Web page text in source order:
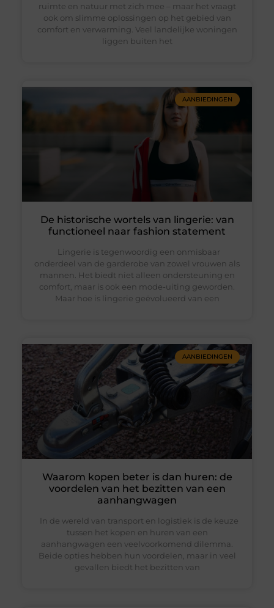
ruimte en natuur met zich mee – maar het vraagt
ook om slimme oplossingen op het gebied van
comfort en verwarming. Veel landelijke woningen
liggen buiten het
AANBIEDINGEN
De historische wortels van lingerie: van
functioneel naar fashion statement
Lingerie is tegenwoordig een onmisbaar
onderdeel van de garderobe van zowel vrouwen als
mannen. Het biedt niet alleen ondersteuning en
comfort, maar is ook een mode-uiting geworden.
Maar hoe is lingerie geëvolueerd van een
AANBIEDINGEN
Waarom kopen beter is dan huren: de
voordelen van het bezitten van een
aanhangwagen
In de wereld van transport en logistiek is de keuze
tussen het kopen en huren van een
aanhangwagen een veelvoorkomend dilemma.
Beide opties hebben hun voordelen, maar in veel
gevallen biedt het bezitten van